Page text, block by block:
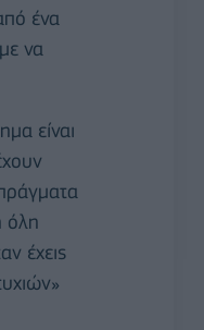
ένα
να
είναι
όλη
έχεις